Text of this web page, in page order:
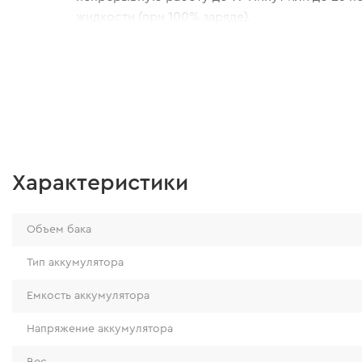
жидкости (при 100% заряде).
Характеристики
Объем бака
Тип аккумулятора
Емкость аккумулятора
Напряжение аккумулятора